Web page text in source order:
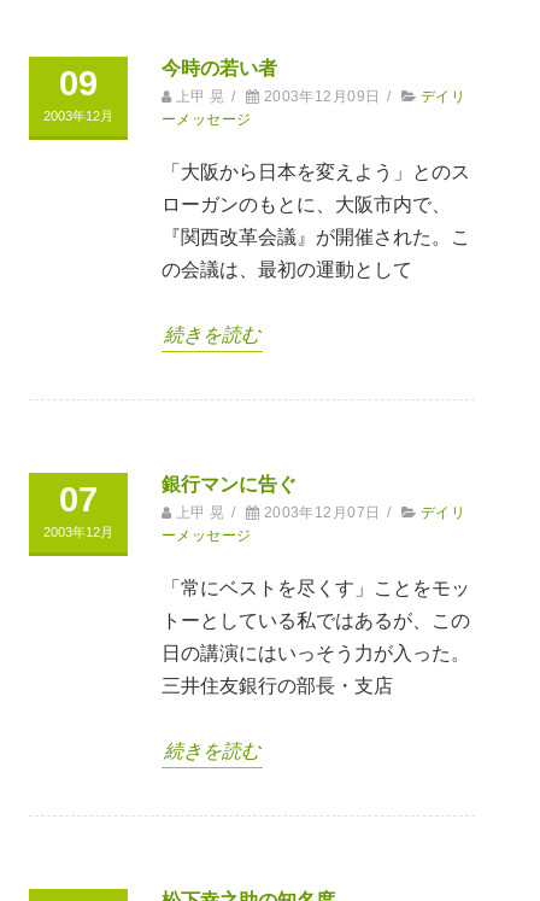
09
2003年12月
今時の若い者
上甲 晃 / 2003年12月09日 /
デイリ
ーメッセージ
「大阪から日本を変えよう」とのス
ローガンのもとに、大阪市内で、
『関西改革会議』が開催された。こ
の会議は、最初の運動として
続きを読む
07
2003年12月
銀行マンに告ぐ
上甲 晃 / 2003年12月07日 /
デイリ
ーメッセージ
「常にベストを尽くす」ことをモッ
トーとしている私ではあるが、この
日の講演にはいっそう力が入った。
三井住友銀行の部長・支店
続きを読む